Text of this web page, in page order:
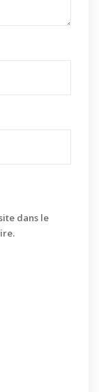
dans le